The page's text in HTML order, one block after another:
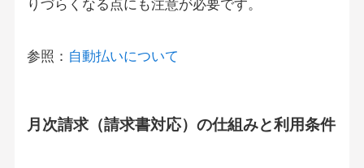
りづらくなる点にも注意が必要です。
参照： 自動払いについて
月次請求（請求書対応）の仕組みと利用条件